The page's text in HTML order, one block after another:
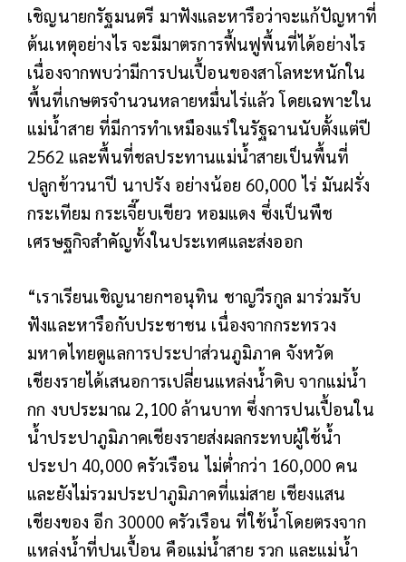
เชิญนายกรัฐมนตรี มาฟังและหารือว่าจะแก้ปัญหาที่
ต้นเหตุอย่างไร จะมีมาตรการฟื้นฟูพื้นที่ได้อย่างไร
เนื่องจากพบว่ามีการปนเปื้อนของสาโลหะหนักใน
พื้นที่เกษตรจำนวนหลายหมื่นไร่แล้ว โดยเฉพาะใน
แม่น้ำสาย ที่มีการทำเหมืองแร่ในรัฐฉานนับตั้งแต่ปี
2562 และพื้นที่ชลประทานแม่น้ำสายเป็นพื้นที่
ปลูกข้าวนาปี นาปรัง อย่างน้อย 60,000 ไร่ มันฝรั่ง
กระเทียม กระเจี๊ยบเขียว หอมแดง ซึ่งเป็นพืช
เศรษฐกิจสำคัญทั้งในประเทศและส่งออก
“เราเรียนเชิญนายกฯอนุทิน ชาญวีรกูล มาร่วมรับ
ฟังและหารือกับประชาชน เนื่องจากกระทรวง
มหาดไทยดูแลการประปาส่วนภูมิภาค จังหวัด
เชียงรายได้เสนอการเปลี่ยนแหล่งน้ำดิบ จากแม่น้ำ
กก งบประมาณ 2,100 ล้านบาท ซึ่งการปนเปื้อนใน
น้ำประปาภูมิภาคเชียงรายส่งผลกระทบผู้ใช้น้ำ
ประปา 40,000 ครัวเรือน ไม่ต่ำกว่า 160,000 คน
และยังไม่รวมประปาภูมิภาคที่แม่สาย เชียงแสน
เชียงของ อีก 30000 ครัวเรือน ที่ใช้น้ำโดยตรงจาก
แหล่งน้ำที่ปนเปื้อน คือแม่น้ำสาย รวก และแม่น้ำ